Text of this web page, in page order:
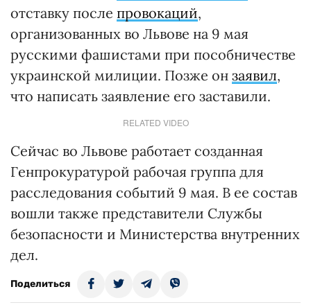
отставку после провокаций,
организованных во Львове на 9 мая
русскими фашистами при пособничестве
украинской милиции. Позже он заявил,
что написать заявление его заставили.
RELATED VIDEO
Сейчас во Львове работает созданная
Генпрокуратурой рабочая группа для
расследования событий 9 мая. В ее состав
вошли также представители Службы
безопасности и Министерства внутренних
дел.
Поделиться